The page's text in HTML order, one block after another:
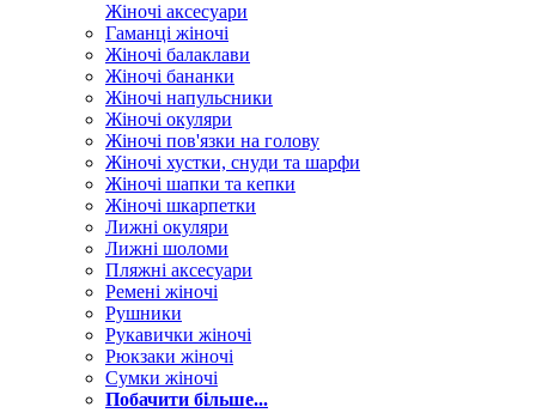
Жіночі аксесуари
Гаманці жіночі
Жіночі балаклави
Жіночі бананки
Жіночі напульсники
Жіночі окуляри
Жіночі пов'язки на голову
Жіночі хустки, снуди та шарфи
Жіночі шапки та кепки
Жіночі шкарпетки
Лижні окуляри
Лижні шоломи
Пляжні аксесуари
Ремені жіночі
Рушники
Рукавички жіночі
Рюкзаки жіночі
Сумки жіночі
Побачити більше...